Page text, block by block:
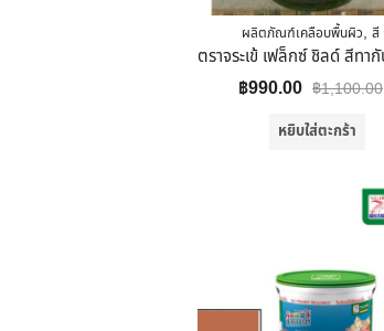
ผลิตภัณฑ์เคลือบพื้นผิว, สี
฿990.00 ฿1,100.00
หยิบใส่ตะกร้า